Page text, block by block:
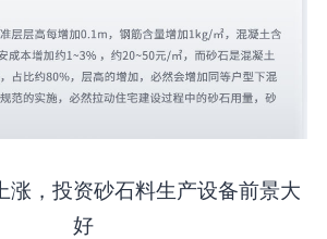
涨，投资砂石料生产设备前景大
好